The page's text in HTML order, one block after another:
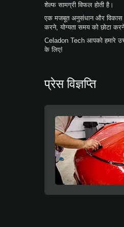
शेल्फ सामग्री विफल होती है।
एक मजबूत अनुसंधान और विकास
करने, योग्यता समय को छोटा
Celadon Tech आपको हमारे
के लिए!
प्रेस विज्ञप्ति